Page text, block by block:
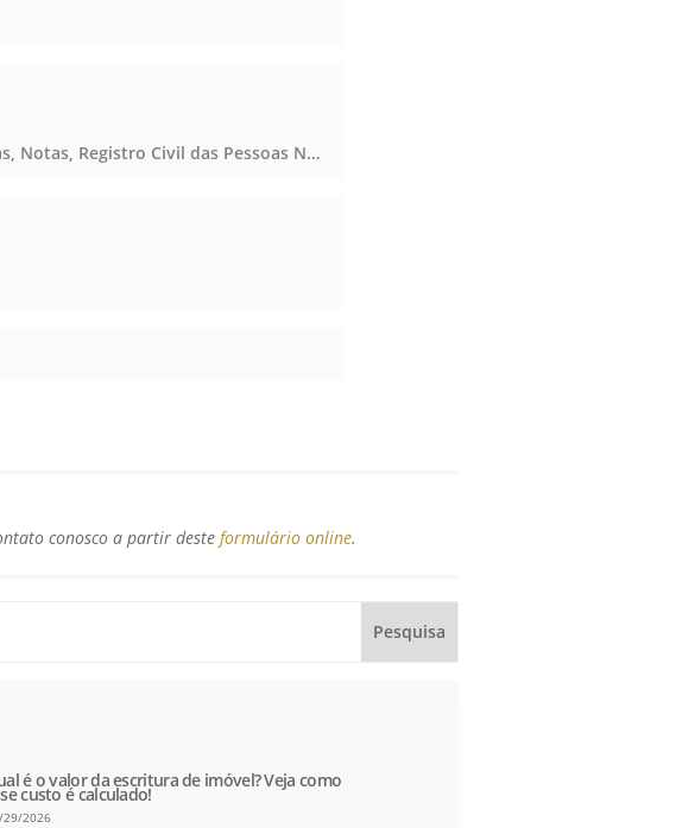
Notas, Registro Civil das Pessoas Naturais e de Interdições e Tutelas, Notas, Registro Civil das Pessoas Naturais e de Interdições e Tutelas, Notas, Registro Civil das Pessoas Naturais e de Interdições e Tutelas
conosco a partir deste formulário online.
é o valor da escritura de imóvel? Veja como
custo é calculado!
29/2026